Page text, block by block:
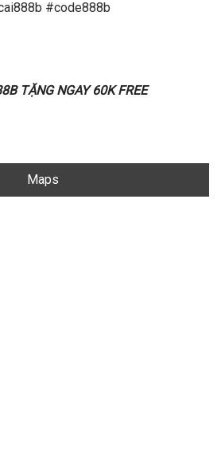
#code888b
TẶNG NGAY 60K FREE
Maps